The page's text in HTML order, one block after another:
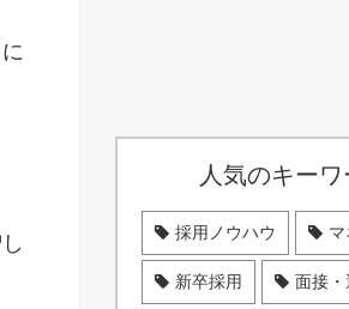
人気のキーワ
採用ノウハウ マ
新卒採用 面接・